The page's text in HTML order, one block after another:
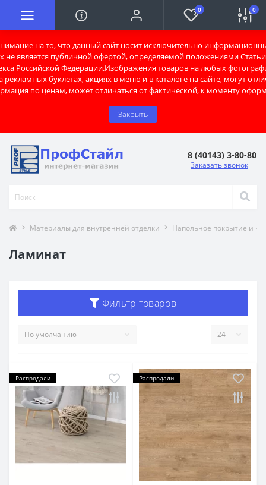
на то, что данный сайт носит исключительно
не является публичной офертой, определяемой положениями Статьи
Российской Федерации.Изображения товаров на любых
рекламных буклетах, акциях в меню и в каталоге на сайте, могут
по ценам, может отличаться от фактической, к моменту
Закрыть
0 0
8 (40143) 3-80-80
Заказать звонок
Материалы для внутренней отделки Напольное покрытие и
Ламинат
Фильтр товаров
Распродали Распродали